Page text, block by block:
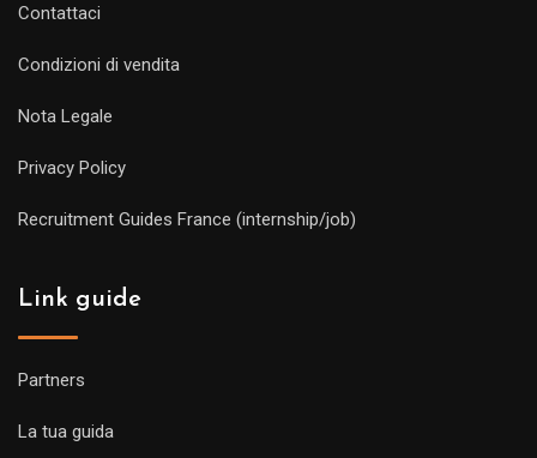
Contattaci
Condizioni di vendita
Nota Legale
Privacy Policy
Recruitment Guides France (internship/job)
Link guide
Partners
La tua guida